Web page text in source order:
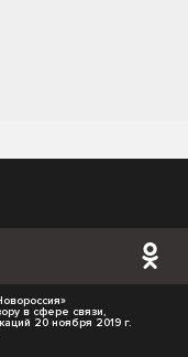
в сфере связи,
20 ноября 2019 г.